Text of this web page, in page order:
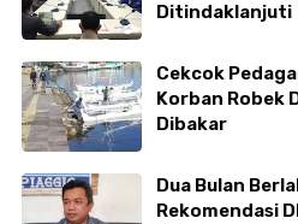
Ditindaklanjuti
Cekcok
Korban Robek
Dibakar
Dua Bulan
Rekomendasi